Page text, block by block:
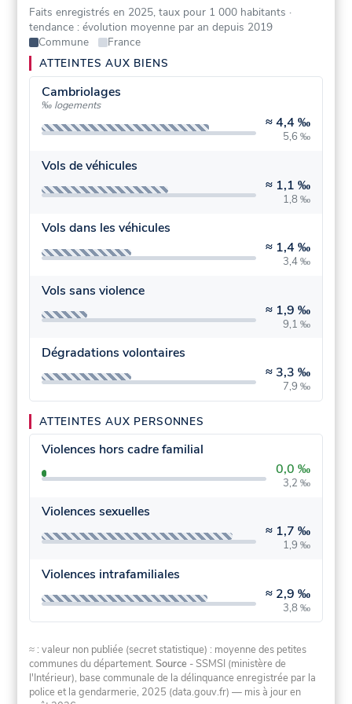
Faits enregistrés en 2025, taux pour 1 000 habitants ·
tendance : évolution moyenne par an depuis 2019
Commune
France
ATTEINTES AUX BIENS
Cambriolages
‰ logements
≈4,4 ‰
5,6 ‰
Vols de véhicules
≈ 1,1 ‰
1,8 ‰
Vols dans les véhicules
≈ 1,4 ‰
3,4 ‰
Vols sans violence
≈ 1,9 ‰
9,1 ‰
Dégradations volontaires
≈ 3,3 ‰
7,9 ‰
ATTEINTES AUX PERSONNES
Violences hors cadre familial
0,0 ‰
3,2 ‰
Violences sexuelles
≈ 1,7 ‰
1,9 ‰
Violences intrafamiliales
≈ 2,9 ‰
3,8 ‰
≈ : valeur non publiée (secret statistique) : moyenne des petites
communes du département.Source - SSMSI (ministère de
l'Intérieur), base communale de la délinquance enregistrée par la
police et la gendarmerie, 2025 (data.gouv.fr) — mis à jour en